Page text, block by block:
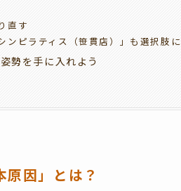
直す
ンピラティス（笹貫店）」も選択肢に
勢を手に入れよう
原因」とは？